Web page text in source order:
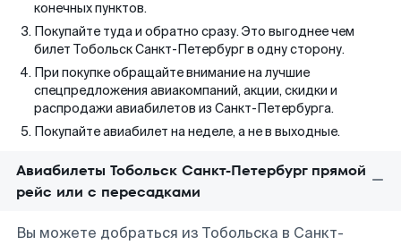
конечных пунктов.
Покупайте туда и обратно сразу. Это выгоднее чем
билет Тобольск Санкт-Петербург в одну сторону.
При покупке обращайте внимание на лучшие
спецпредложения авиакомпаний, акции, скидки и
распродажи авиабилетов из Санкт-Петербурга.
Покупайте авиабилет на неделе, а не в выходные.
Авиабилеты Тобольск Санкт-Петербург прямой
рейс или с пересадками
Вы можете добраться из Тобольска в Санкт-